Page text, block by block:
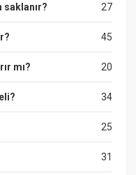
27
saklanır?
45
20
mı?
34
25
31